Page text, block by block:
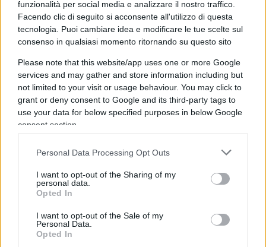
funzionalità per social media e analizzare il nostro traffico.
Facendo clic di seguito si acconsente all'utilizzo di questa
tecnologia. Puoi cambiare idea e modificare le tue scelte sul
consenso in qualsiasi momento ritornando su questo sito
Please note that this website/app uses one or more Google
services and may gather and store information including but
not limited to your visit or usage behaviour. You may click to
grant or deny consent to Google and its third-party tags to
use your data for below specified purposes in below Google
consent section.
Personal Data Processing Opt Outs
I want to opt-out of the Sharing of my
personal data.
Opted In
I want to opt-out of the Sale of my
Personal Data.
Opted In
difesa ad oltranza di una delega che, anziché un
onere, sembra solo una voglia di onore che
nasconde una bulimia di potere senza precedenti
nel nostro Paese?
Premier autoreferenziale
questa crisi è salutare per far uscire il governo
Conte bis dalla melassa in cui si è ficcato. Un
Premier che è uno, nessuno e centomila. Solo al
autoreferenziale, che fa fare anticamera anche
agli ospiti più illustri e che risponde solo ai